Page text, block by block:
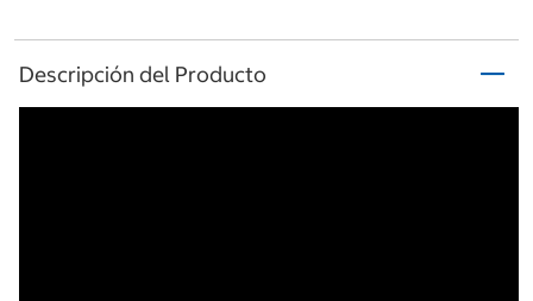
Descripción del Producto